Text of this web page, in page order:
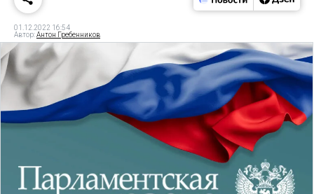
01.12.2022 16:54
Автор:Антон Гребенников